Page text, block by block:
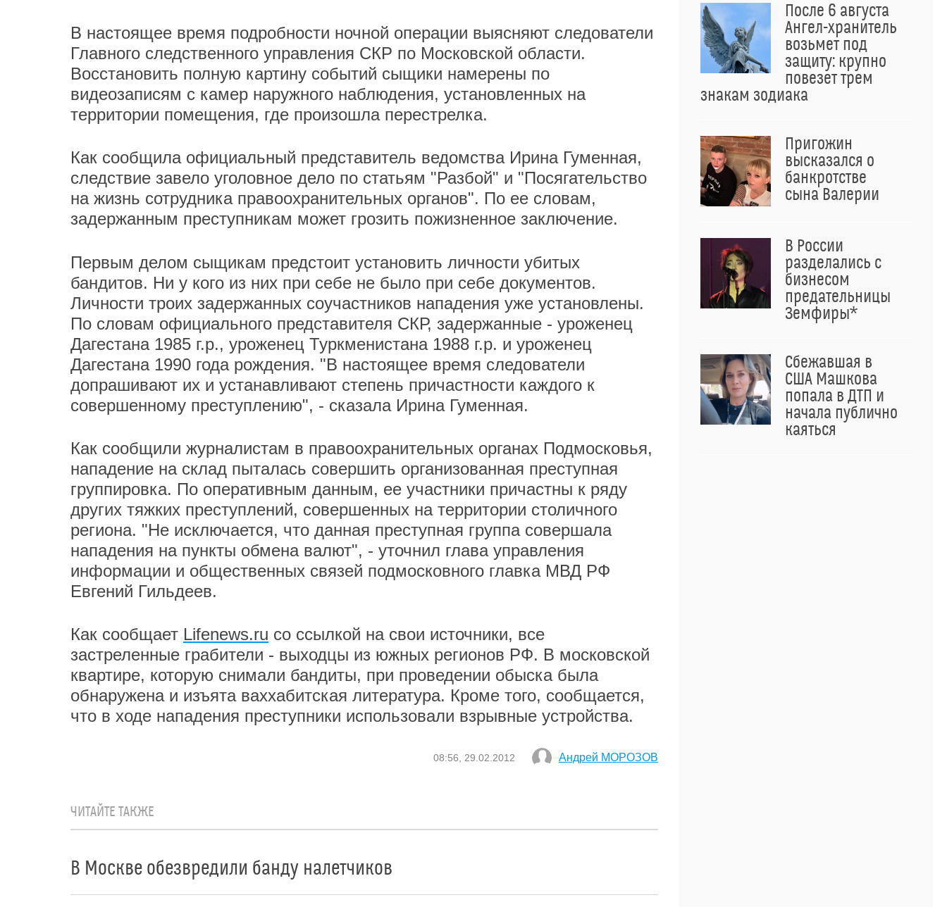
В настоящее время подробности ночной операции выясняют следователи
Главного следственного управления СКР по Московской области.
Восстановить полную картину событий сыщики намерены по
видеозаписям с камер наружного наблюдения, установленных на
территории помещения, где произошла перестрелка.
Как сообщила официальный представитель ведомства Ирина Гуменная,
следствие завело уголовное дело по статьям "Разбой" и "Посягательство
на жизнь сотрудника правоохранительных органов". По ее словам,
задержанным преступникам может грозить пожизненное заключение.
Первым делом сыщикам предстоит установить личности убитых
бандитов. Ни у кого из них при себе не было при себе документов.
Личности троих задержанных соучастников нападения уже установлены.
По словам официального представителя СКР, задержанные - уроженец
Дагестана 1985 г.р., уроженец Туркменистана 1988 г.р. и уроженец
Дагестана 1990 года рождения. "В настоящее время следователи
допрашивают их и устанавливают степень причастности каждого к
совершенному преступлению", - сказала Ирина Гуменная.
Как сообщили журналистам в правоохранительных органах Подмосковья,
нападение на склад пыталась совершить организованная преступная
группировка. По оперативным данным, ее участники причастны к ряду
других тяжких преступлений, совершенных на территории столичного
региона. "Не исключается, что данная преступная группа совершала
нападения на пункты обмена валют", - уточнил глава управления
информации и общественных связей подмосковного главка МВД РФ
Евгений Гильдеев.
Как сообщает Lifenews.ru со ссылкой на свои источники, все
застреленные грабители - выходцы из южных регионов РФ. В московской
квартире, которую снимали бандиты, при проведении обыска была
обнаружена и изъята ваххабитская литература. Кроме того, сообщается,
что в ходе нападения преступники использовали взрывные устройства.
08:56, 29.02.2012 Андрей МОРОЗОВ
ЧИТАЙТЕ ТАКЖЕ
В Москве обезвредили банду налетчиков
После 6 августа
Ангел-хранитель
возьмет под
защиту: крупно
повезет трем
знакам зодиака
Пригожин
высказался о
банкротстве
сына Валерии
В России
разделались с
бизнесом
предательницы
Земфиры*
Сбежавшая в
США Машкова
попала в ДТП и
начала публично
каяться